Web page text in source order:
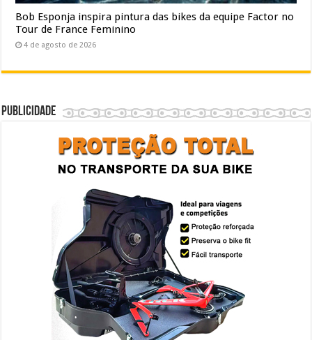
Bob Esponja inspira pintura das bikes da equipe Factor no
Tour de France Feminino
4 de agosto de 2026
Publicidade